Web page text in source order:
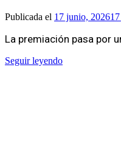
Publicada el 17 junio, 2026
La premiación pasa por
Seguir leyendo